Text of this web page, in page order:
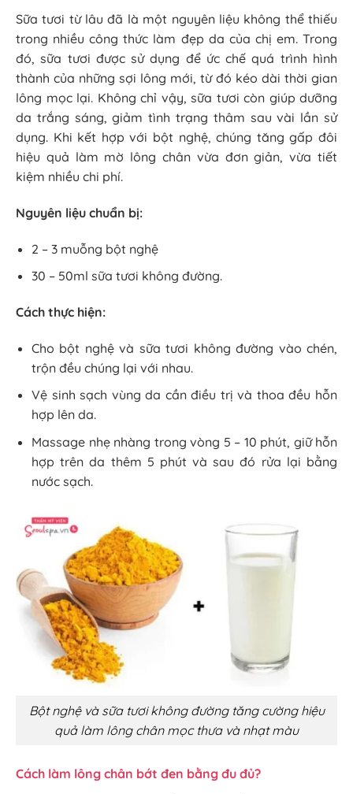
Sữa tươi từ lâu đã là một nguyên liệu không thể thiếu
trong nhiều công thức làm đẹp da của chị em. Trong
đó, sữa tươi được sử dụng để ức chế quá trình hình
thành của những sợi lông mới, từ đó kéo dài thời gian
lông mọc lại. Không chỉ vậy, sữa tươi còn giúp dưỡng
da trắng sáng, giảm tình trạng thâm sau vài lần sử
dụng. Khi kết hợp với bột nghệ, chúng tăng gấp đôi
hiệu quả làm mờ lông chân vừa đơn giản, vừa tiết
kiệm nhiều chi phí.
Nguyên liệu chuẩn bị:
2 – 3 muỗng bột nghệ
30 – 50ml sữa tươi không đường.
Cách thực hiện:
Cho bột nghệ và sữa tươi không đường vào chén,
trộn đều chúng lại với nhau.
Vệ sinh sạch vùng da cần điều trị và thoa đều hỗn
hợp lên da.
Massage nhẹ nhàng trong vòng 5 – 10 phút, giữ hỗn
hợp trên da thêm 5 phút và sau đó rửa lại bằng
nước sạch.
Bột nghệ và sữa tươi không đường tăng cường hiệu
quả làm lông chân mọc thưa và nhạt màu
Cách làm lông chân bớt đen bằng đu đủ?